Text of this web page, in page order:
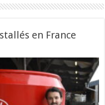
en France